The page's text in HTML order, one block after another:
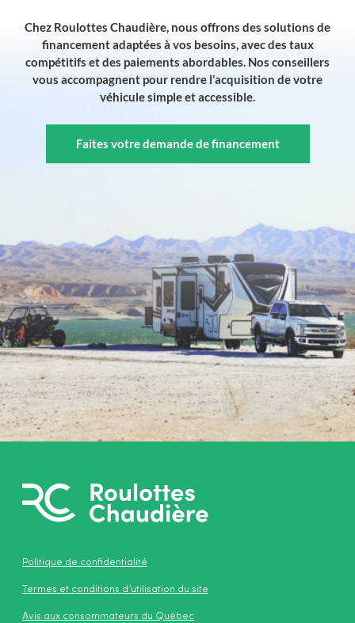
Chez Roulottes Chaudière, nous offrons des solutions de
financement adaptées à vos besoins, avec des taux
compétitifs et des paiements abordables. Nos conseillers
vous accompagnent pour rendre l’acquisition de votre
véhicule simple et accessible.
Faites votre demande de financement
Politique de confidentialité
Termes et conditions d’utilisation du site
Avis aux consommateurs du Québec